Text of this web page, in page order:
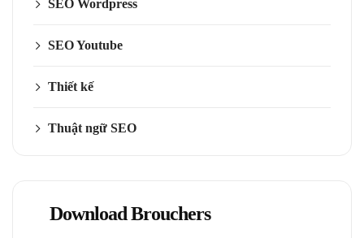
SEO Wordpress
SEO Youtube
Thiết kế
Thuật ngữ SEO
Download Brouchers